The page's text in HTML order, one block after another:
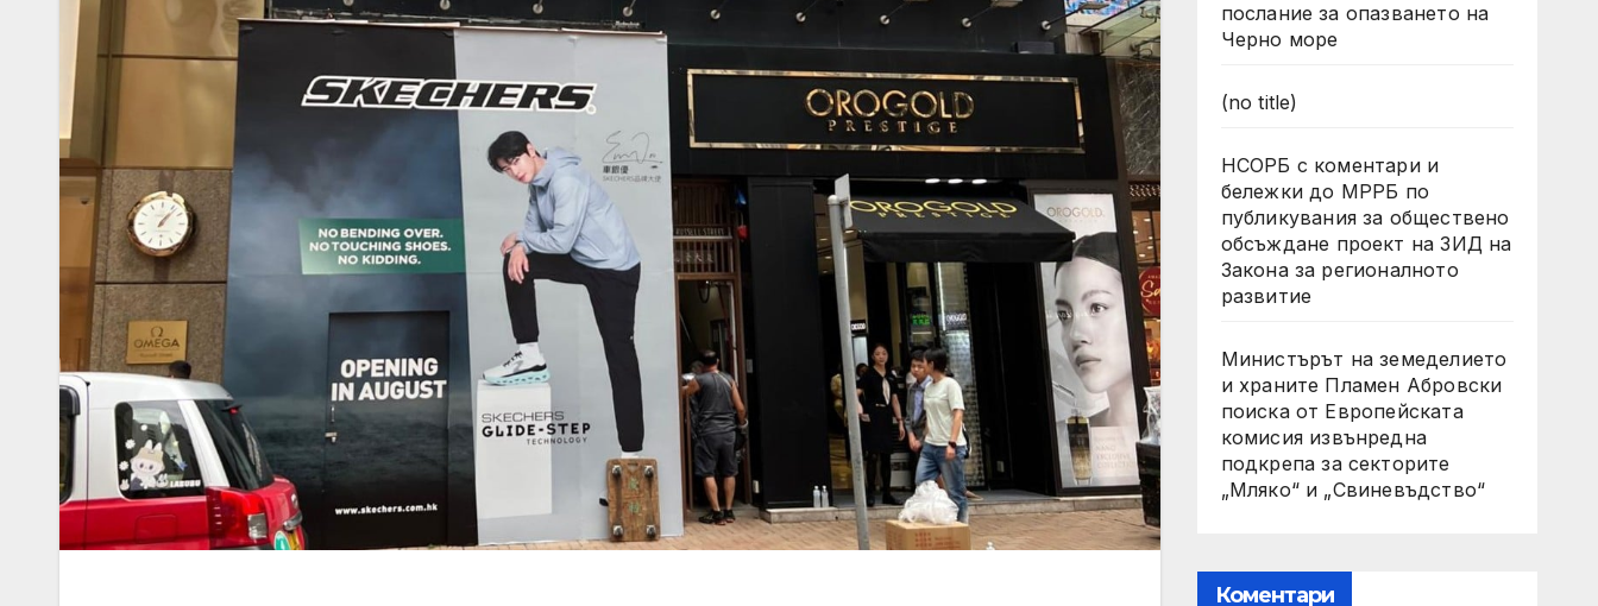
послание за опазването на
Черно море
(no title)
НСОРБ с коментари и
бележки до МРРБ по
публикувания за обществено
обсъждане проект на ЗИД на
Закона за регионалното
развитие
Министърът на земеделието
и храните Пламен Абровски
поиска от Европейската
комисия извънредна
подкрепа за секторите
„Мляко“ и „Свиневъдство“
Коментари